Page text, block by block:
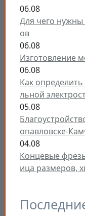
06.08
Для чего
ов
06.08
Изготовление
06.08
Как
льной
05.08
опавловске-
04.08
Концевые
ица размеров,